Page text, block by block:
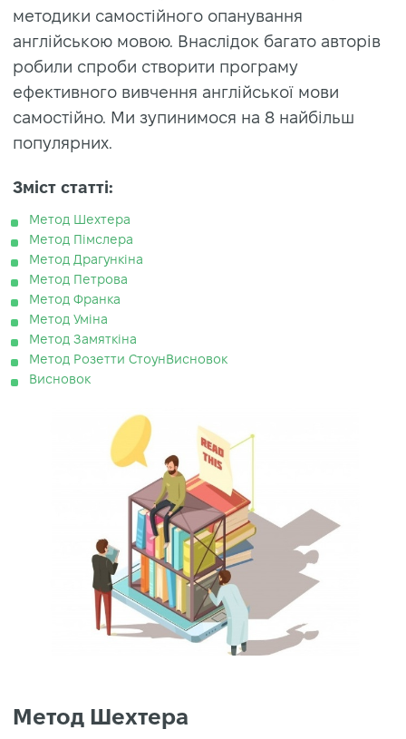
методики самостійного опанування
англійською мовою. Внаслідок багато авторів
робили спроби створити програму
ефективного вивчення англійської мови
самостійно. Ми зупинимося на 8 найбільш
популярних.
Зміст статті:
Метод Шехтера
Метод Пімслера
Метод Драгункіна
Метод Петрова
Метод Франка
Метод Уміна
Метод Замяткіна
Метод Розетти СтоунВисновок
Висновок
Метод Шехтера